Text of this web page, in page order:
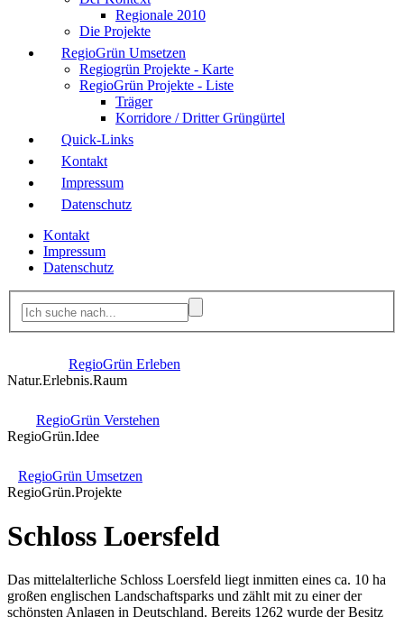
Regionale 2010
Die Projekte
RegioGrün Umsetzen
Regiogrün Projekte - Karte
RegioGrün Projekte - Liste
Träger
Korridore / Dritter Grüngürtel
Quick-Links
Kontakt
Impressum
Datenschutz
Kontakt
Impressum
Datenschutz
RegioGrün Erleben
Natur.Erlebnis.Raum
RegioGrün Verstehen
RegioGrün.Idee
RegioGrün Umsetzen
RegioGrün.Projekte
Schloss Loersfeld
Das mittelalterliche Schloss Loersfeld liegt inmitten eines ca. 10 ha
großen englischen Landschaftsparks und zählt mit zu einer der
schönsten Anlagen in Deutschland. Bereits 1262 wurde der Besitz